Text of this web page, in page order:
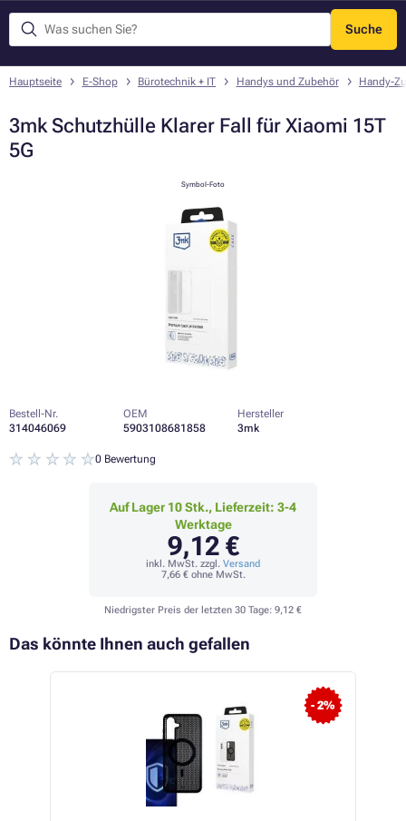
Suche
Menü
Hauptseite E-Shop Bürotechnik + IT Handys und Zubehör Handy-
3mk Schutzhülle Klarer Fall für Xiaomi 15T
5G
Symbol-Foto
Bestell-Nr.
314046069
OEM
5903108681858
Hersteller
3mk
0 Bewertung
Auf Lager 10 Stk., Lieferzeit: 3-4
Werktage
9,12 €
inkl. MwSt. zzgl. Versand
7,66 €ohne MwSt.
Niedrigster Preis der letzten 30 Tage: 9,12 €
Das könnte Ihnen auch gefallen
- 2%